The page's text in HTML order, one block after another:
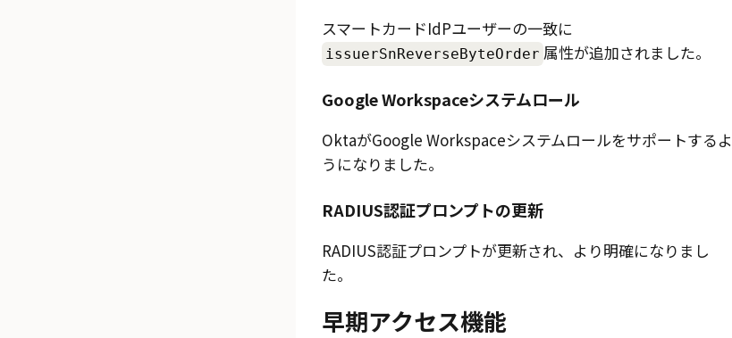
スマートカードIdPユーザーの一致に
issuerSnReverseByteOrder 属性が追加されました。
Google Workspaceシステムロール
OktaがGoogle Workspaceシステムロールをサポートするよ
うになりました。
RADIUS認証プロンプトの更新
RADIUS認証プロンプトが更新され、より明確になりまし
た。
早期アクセス機能